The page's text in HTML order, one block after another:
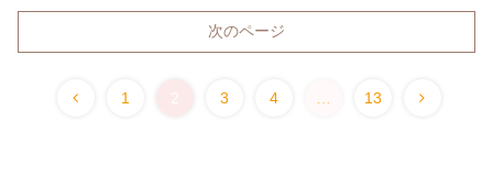
次のページ
1 3 4 13